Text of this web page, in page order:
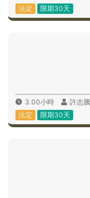
法定
限期30天
3.00小時
許志騰
法定
限期30天